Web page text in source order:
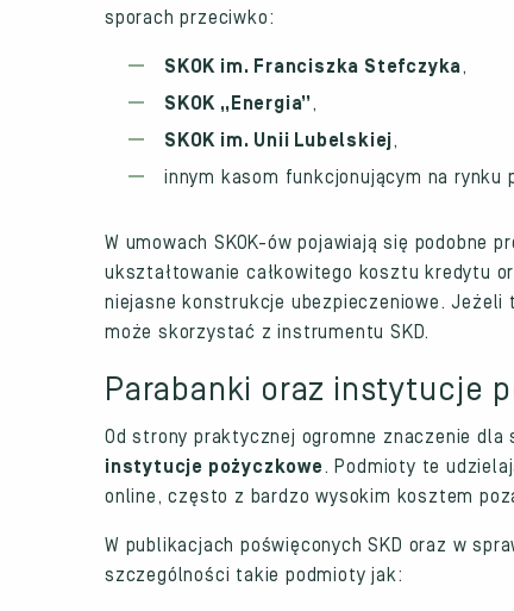
sporach przeciwko:
SKOK im. Franciszka Stefczyka,
SKOK „Energia”,
SKOK im. Unii Lubelskiej,
innym kasom funkcjonującym na rynku
W umowach SKOK-ów pojawiają się podobne
ukształtowanie całkowitego kosztu kredytu
niejasne konstrukcje ubezpieczeniowe.
może skorzystać z instrumentu SKD.
Parabanki oraz instytucje
Od strony praktycznej ogromne znaczenie
instytucje pożyczkowe. Podmioty te
online, często z bardzo wysokim kosztem
W publikacjach poświęconych SKD oraz w
szczególności takie podmioty jak: